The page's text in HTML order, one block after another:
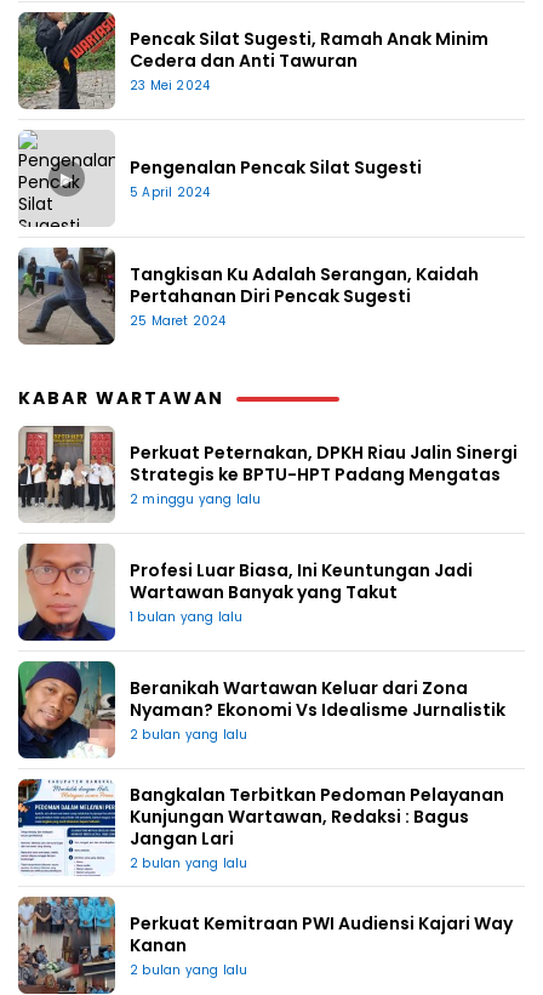
Pencak Silat Sugesti, Ramah Anak Minim
Cedera dan Anti Tawuran
23 Mei 2024
▶ Pengenalan Pencak Silat Sugesti
5 April 2024
Tangkisan Ku Adalah Serangan, Kaidah
Pertahanan Diri Pencak Sugesti
25 Maret 2024
KABAR WARTAWAN
Perkuat Peternakan, DPKH Riau Jalin Sinergi
Strategis ke BPTU-HPT Padang Mengatas
2 minggu yang lalu
Profesi Luar Biasa, Ini Keuntungan Jadi
Wartawan Banyak yang Takut
1 bulan yang lalu
Beranikah Wartawan Keluar dari Zona
Nyaman? Ekonomi Vs Idealisme Jurnalistik
2 bulan yang lalu
Bangkalan Terbitkan Pedoman Pelayanan
Kunjungan Wartawan, Redaksi : Bagus
Jangan Lari
2 bulan yang lalu
Perkuat Kemitraan PWI Audiensi Kajari Way
Kanan
2 bulan yang lalu